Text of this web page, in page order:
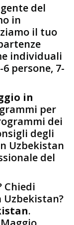
del
in
il tuo
individuali
persone, 7-
in
per
dei
degli
Uzbekistan
del
Chiedi
Uzbekistan?
.